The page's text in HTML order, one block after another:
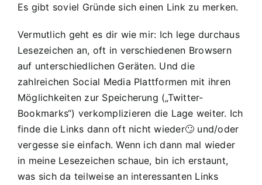
Es gibt soviel Gründe sich einen Link zu merken.
Vermutlich geht es dir wie mir: Ich lege durchaus
Lesezeichen an, oft in verschiedenen Browsern
auf unterschiedlichen Geräten. Und die
zahlreichen Social Media Plattformen mit ihren
Möglichkeiten zur Speicherung („Twitter-
Bookmarks“) verkomplizieren die Lage weiter. Ich
finde die Links dann oft nicht wieder🙄 und/oder
vergesse sie einfach. Wenn ich dann mal wieder
in meine Lesezeichen schaue, bin ich erstaunt,
was sich da teilweise an interessanten Links